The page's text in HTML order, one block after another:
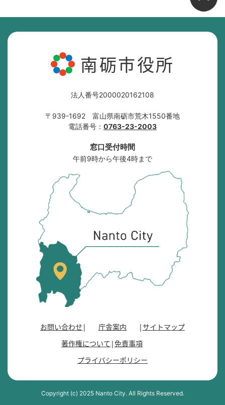
南砺市役所
法人番号2000020162108
〒939-1692 富山県南砺市荒木1550番地
電話番号： 0763-23-2003
窓口受付時間
午前9時から午後4時まで
位
置
を
記
し
た
地
。
富
南
西
お問い合わせ 庁舎案内
サイトマップ
著作権について 免責事項
プライバシーポリシー
Copyright (c) 2025 Nanto City. All Rights Reserved.